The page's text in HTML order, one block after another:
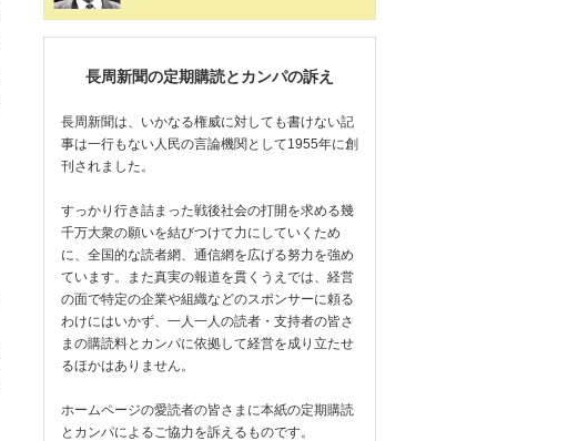
長周新聞の定期購読とカンパの訴え
長周新聞は、いかなる権威に対しても書けない記
事は一行もない人民の言論機関として1955年に創
刊されました。
すっかり行き詰まった戦後社会の打開を求める幾
千万大衆の願いを結びつけて力にしていくため
に、全国的な読者網、通信網を広げる努力を強め
ています。また真実の報道を貫くうえでは、経営
の面で特定の企業や組織などのスポンサーに頼る
わけにはいかず、一人一人の読者・支持者の皆さ
まの購読料とカンパに依拠して経営を成り立たせ
るほかはありません。
ホームページの愛読者の皆さまに本紙の定期購読
とカンパによるご協力を訴えるものです。